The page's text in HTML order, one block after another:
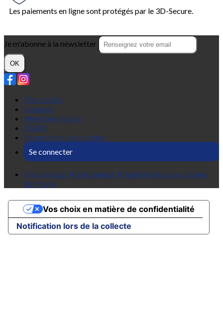
Les paiements en ligne sont protégés par le 3D-Secure.
Je m'abonne à la newsletter
OK
Plan du site
Licences
Mentions légales
CGUV
Paramétrer vos cookies
Se connecter
Propulsé par AssoConnect, le logiciel des associations
Sportives
Notification lors de la collecte
Vos choix en matière de confidentialité